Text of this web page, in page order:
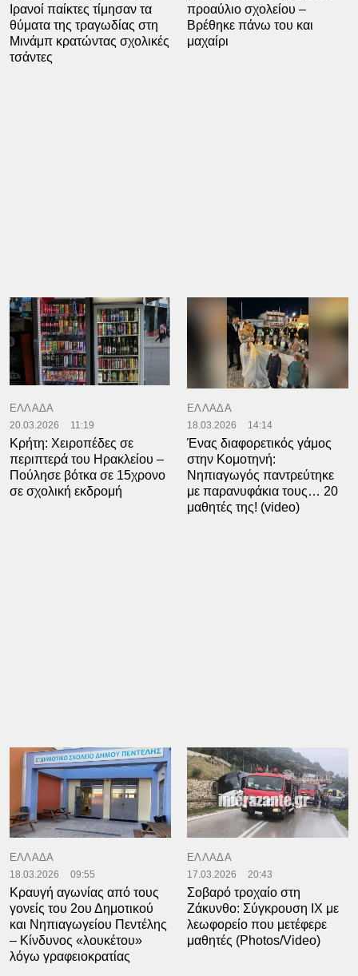
Ιρανοί παίκτες τίμησαν τα
θύματα της τραγωδίας στη
Μινάμπ κρατώντας σχολικές
τσάντες
προαύλιο σχολείου –
Βρέθηκε πάνω του και
μαχαίρι
ΕΛΛΑΔΑ
20.03.2026 11:19
Κρήτη: Χειροπέδες σε
περιπτερά του Ηρακλείου –
Πούλησε βότκα σε 15χρονο
σε σχολική εκδρομή
ΕΛΛΑΔΑ
18.03.2026 14:14
Ένας διαφορετικός γάμος
στην Κομοτηνή:
Νηπιαγωγός παντρεύτηκε
με παρανυφάκια τους… 20
μαθητές της! (video)
ΕΛΛΑΔΑ
18.03.2026 09:55
Κραυγή αγωνίας από τους
γονείς του 2ου Δημοτικού
και Νηπιαγωγείου Πεντέλης
– Κίνδυνος «λουκέτου»
λόγω γραφειοκρατίας
ΕΛΛΑΔΑ
17.03.2026 20:43
Σοβαρό τροχαίο στη
Ζάκυνθο: Σύγκρουση ΙΧ με
λεωφορείο που μετέφερε
μαθητές (Photos/Video)